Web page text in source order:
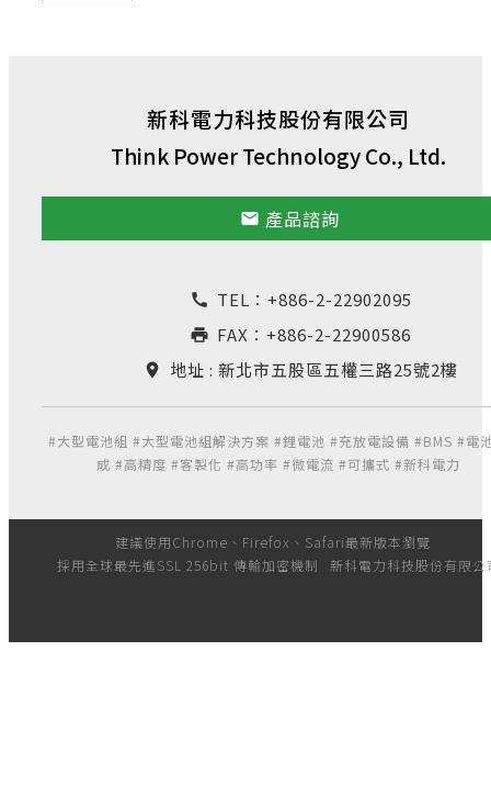
新科電力科技股份有限公司
Think Power Technology Co., Ltd.
email 產品諮詢
call TEL： +886-2-22902095
print FAX：+886-2-22900586
location_on 地址 : 新北市五股區五權三路25號2樓
#大型電池組 #大型電池組解決方案 #鋰電池 #充放電設備 #BMS #電
成 #高精度 #客製化 #高功率 #微電流 #可攜式 #新科電力
建議使用Chrome、Firefox、Safari最新版本瀏覽
採用全球最先進SSL 256bit 傳輸加密機制
新科電力科技股份有限公